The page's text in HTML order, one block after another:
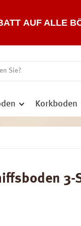
AUF ALLE
Korkboden